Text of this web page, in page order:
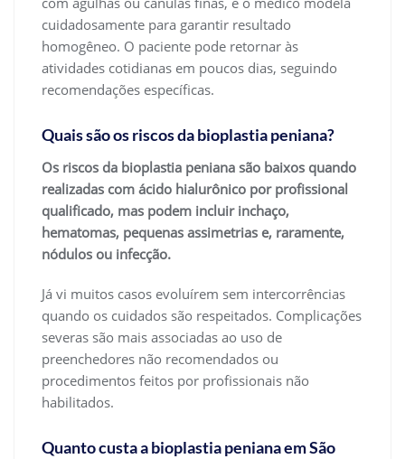
cuidadosamente para garantir resultado
homogêneo. O paciente pode retornar às
atividades cotidianas em poucos dias, seguindo
recomendações específicas.
Quais são os riscos da bioplastia peniana?
Os riscos da bioplastia peniana são baixos quando
realizadas com ácido hialurônico por profissional
qualificado, mas podem incluir inchaço,
hematomas, pequenas assimetrias e, raramente,
nódulos ou infecção.
Já vi muitos casos evoluírem sem intercorrências
quando os cuidados são respeitados. Complicações
severas são mais associadas ao uso de
preenchedores não recomendados ou
procedimentos feitos por profissionais não
habilitados.
Quanto custa a bioplastia peniana em São